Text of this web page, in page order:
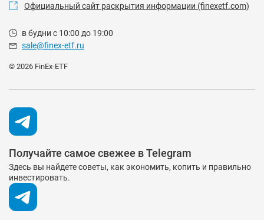
Официальный сайт раскрытия информации (finexetf.com)
в будни с 10:00 до 19:00
sale@finex-etf.ru
© 2026 FinEx-ETF
Получайте самое свежее в Telegram
Здесь вы найдете советы, как экономить, копить и правильно
инвестировать.